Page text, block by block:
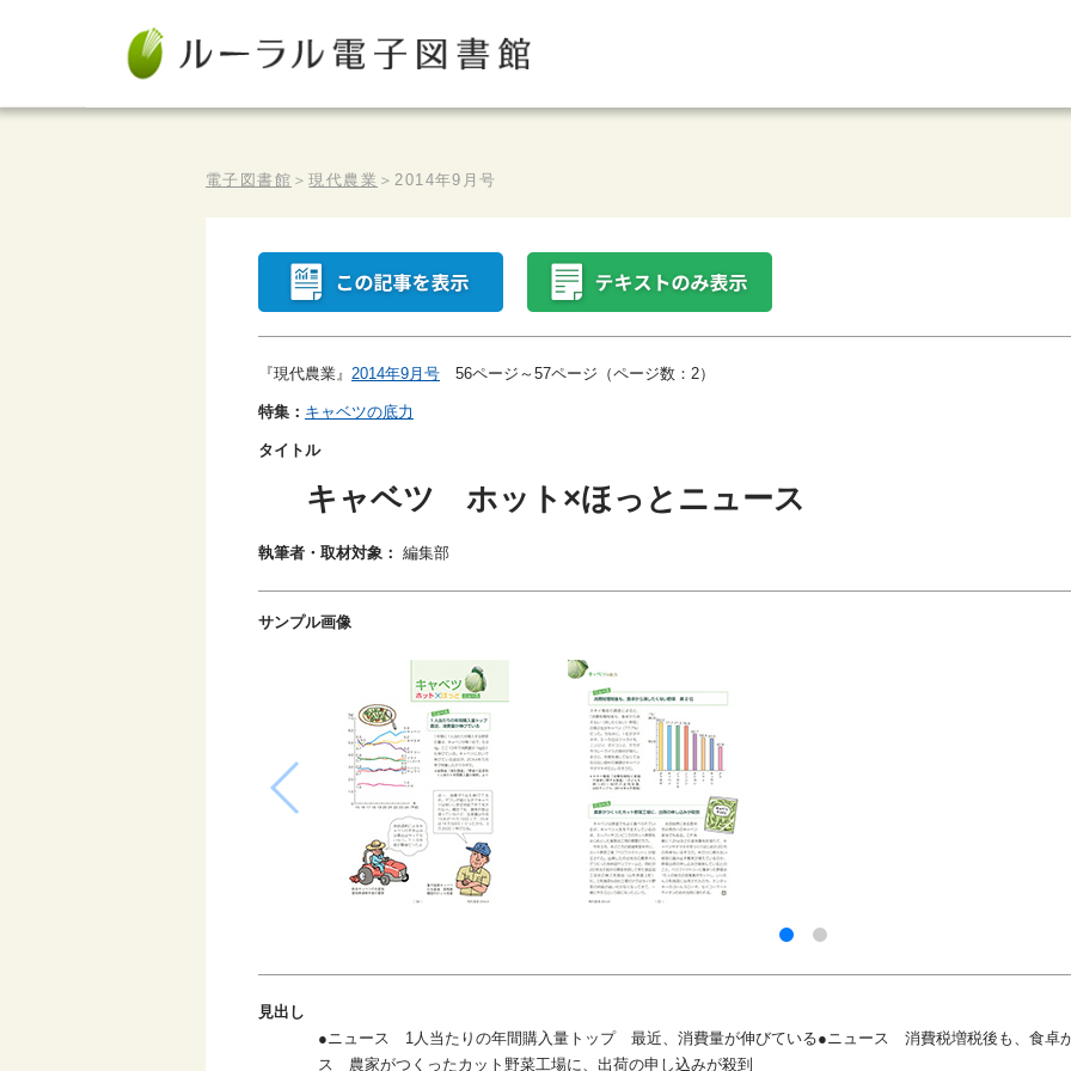
電子図書館 ＞現代農業 ＞2014年9月号
『現代農業』 2014年9月号 56ページ～57ページ（ページ数：2）
特集： キャベツの底力
タイトル
キャベツ ホット×ほっとニュース
執筆者・取材対象： 編集部
サンプル画像
見出し
●ニュース 1人当たりの年間購入量トップ 最近、消費量が伸びている●ニュース 消費税増税後も、食卓
ス 農家がつくったカット野菜工場に、出荷の申し込みが殺到